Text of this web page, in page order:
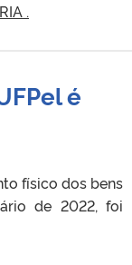
.
é
físico dos bens
de 2022, foi